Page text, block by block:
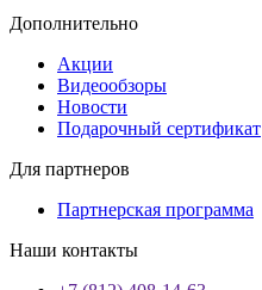
Дополнительно
Акции
Видеообзоры
Новости
Подарочный сертификат
Для партнеров
Партнерская программа
Наши контакты